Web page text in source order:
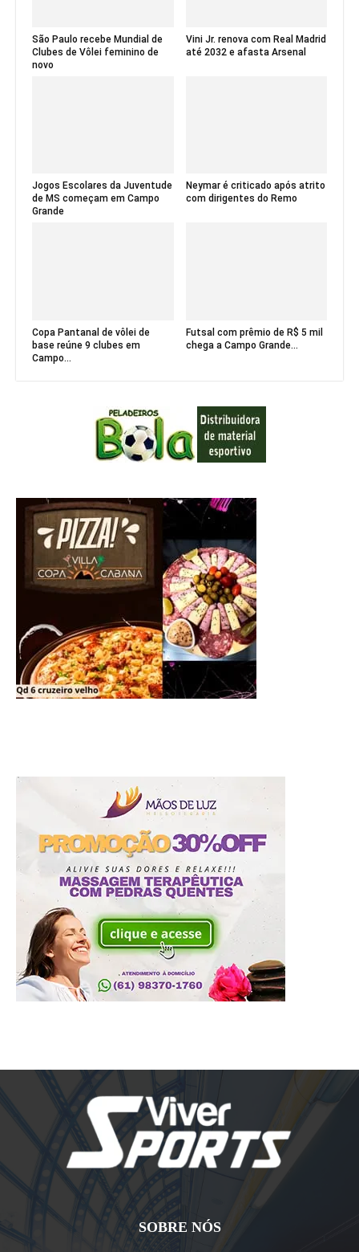
São Paulo recebe Mundial de
Clubes de Vôlei feminino de
novo
Vini Jr. renova com Real Madrid
até 2032 e afasta Arsenal
Jogos Escolares da Juventude
de MS começam em Campo
Grande
Neymar é criticado após atrito
com dirigentes do Remo
Copa Pantanal de vôlei de
base reúne 9 clubes em
Campo...
Futsal com prêmio de R$ 5 mil
chega a Campo Grande...
SOBRE NÓS